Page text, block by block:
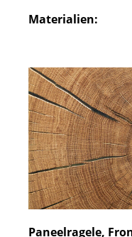
Materialien:
Paneelragele,